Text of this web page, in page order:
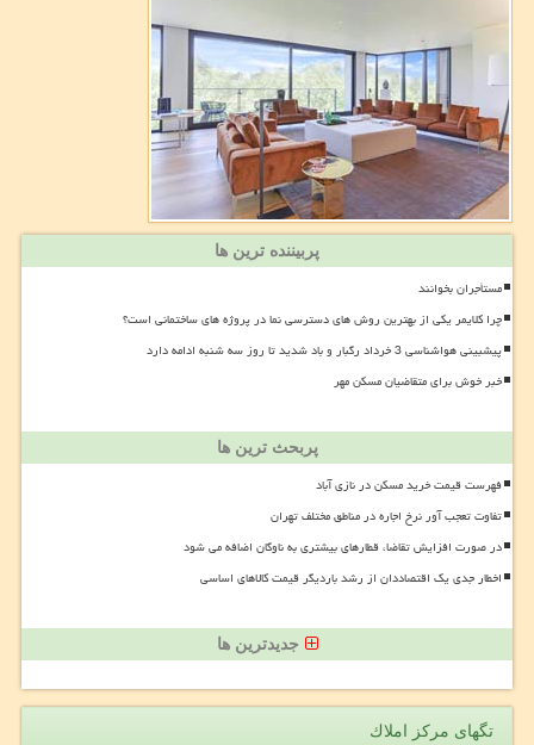
پربیننده ترین ها
مستأجران بخوانند
چرا کلایمر یکی از بهترین روش های دسترسی نما در پروژه های ساختمانی است؟
پیشبینی هواشناسی 3 خرداد رگبار و باد شدید تا روز سه شنبه ادامه دارد
خبر خوش برای متقاضیان مسکن مهر
پربحث ترین ها
فهرست قیمت خرید مسکن در نازی آباد
تفاوت تعجب آور نرخ اجاره در مناطق مختلف تهران
در صورت افزایش تقاضا، قطارهای بیشتری به ناوگان اضافه می شود
اخطار جدی یک اقتصاددان از رشد باردیگر قیمت کالاهای اساسی
جدیدترین ها
تگهای مركز املاك